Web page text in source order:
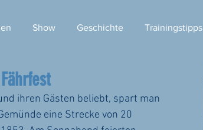
Show Geschichte Trainingstipps
ihren Gästen beliebt, spart man
eine Strecke von 20